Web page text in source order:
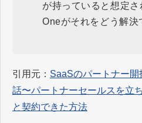
が持っていると想定
Oneがそれをどう解決
引用元： SaaSのパートナー
話〜パートナーセールスを立
と契約できた方法